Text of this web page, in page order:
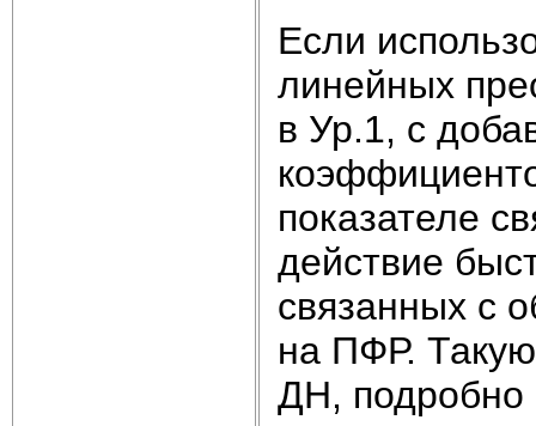
Если
линейных
в Ур.1, с
показателе
действие
связанных с
на ПФР.
ДН,